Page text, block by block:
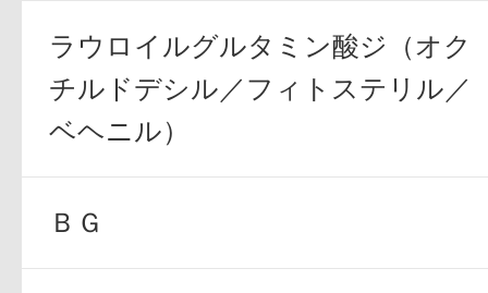
ドレスリフト
ラウロイルグルタミン酸ジ（オク
チルドデシル／フィトステリル／
ベヘニル）
ＢＧ